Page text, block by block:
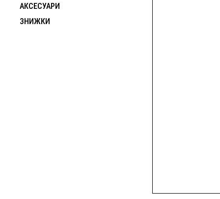
АКСЕСУАРИ
ЗНИЖКИ